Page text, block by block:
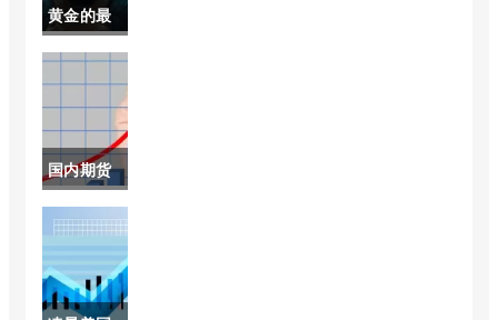
吗)
黄金的最
新价格是
元(黄金最
新价格今
天多少一
克)
国内期货
交易时间
(期货交易